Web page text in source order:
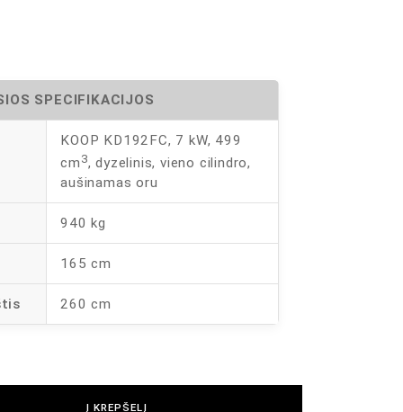
SPECIFIKACIJOS
KOOP KD192FC, 7 kW, 499
cm 3, dyzelinis, vieno cilindro,
aušinamas oru
940 kg
165 cm
260 cm
Į KREPŠELĮ